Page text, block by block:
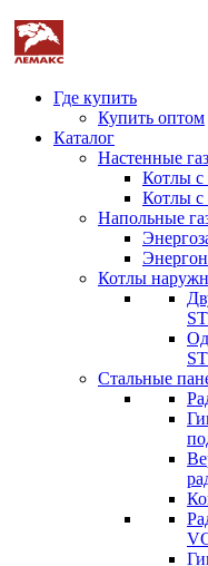
Где купить
Купить оптом
Каталог
Настенные
Котлы с
Котлы с
Напольные
Котлы
Стальные